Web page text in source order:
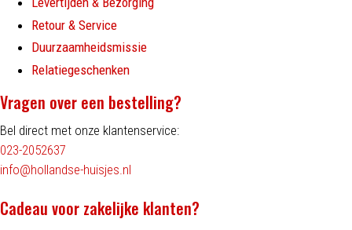
Retour & Service
Duurzaamheidsmissie
Relatiegeschenken
Vragen over een bestelling?
Bel direct met onze klantenservice:
023-2052637
info@hollandse-huisjes.nl
Cadeau voor zakelijke klanten?